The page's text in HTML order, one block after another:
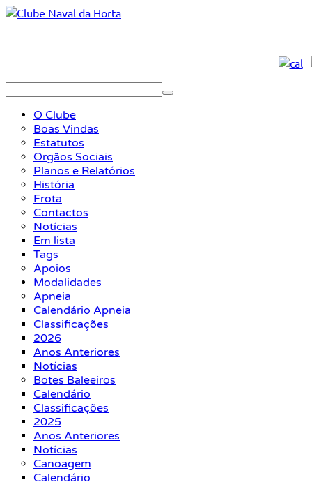
O Clube
Boas Vindas
Estatutos
Orgãos Sociais
Planos e Relatórios
História
Frota
Contactos
Notícias
Em lista
Tags
Apoios
Modalidades
Apneia
Calendário Apneia
Classificações
2026
Anos Anteriores
Notícias
Botes Baleeiros
Calendário
Classificações
2025
Anos Anteriores
Notícias
Canoagem
Calendário